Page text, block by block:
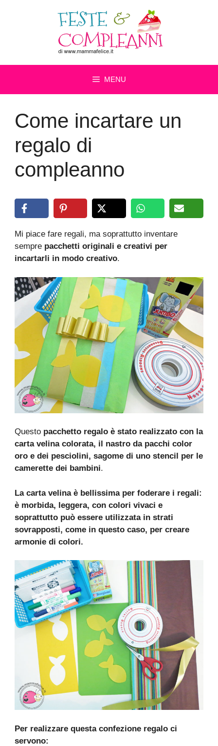
MENU
Come incartare un
regalo di
compleanno
Mi piace fare regali, ma soprattutto inventare
sempre pacchetti originali e creativi per
incartarli in modo creativo.
Questo pacchetto regalo è stato realizzato con la
carta velina colorata, il nastro da pacchi color
oro e dei pesciolini, sagome di uno stencil per le
camerette dei bambini.
La carta velina è bellissima per foderare i regali:
è morbida, leggera, con colori vivaci e
soprattutto può essere utilizzata in strati
sovrapposti, come in questo caso, per creare
armonie di colori.
Per realizzare questa confezione regalo ci
servono: